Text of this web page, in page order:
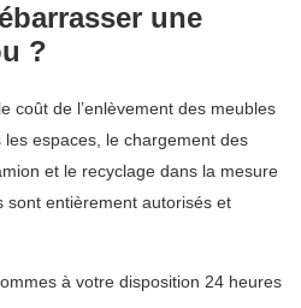
une
?
coût de l’enlèvement des meubles
espaces, le chargement des
et le recyclage dans la mesure
sont entièrement autorisés et
à votre disposition 24 heures